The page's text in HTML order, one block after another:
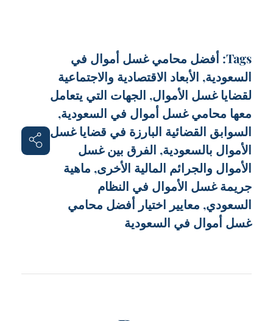
Tags: أفضل محامي غسل أموال في
السعودية, الأبعاد الاقتصادية والاجتماعية
لقضايا غسل الأموال, الجهات التي يتعامل
معها محامي غسل أموال في السعودية,
السوابق القضائية البارزة في قضايا غسل
الأموال بالسعودية, الفرق بين غسل
الأموال والجرائم المالية الأخرى, ماهية
جريمة غسل الأموال في النظام
السعودي, معايير اختيار أفضل محامي
غسل أموال في السعودية